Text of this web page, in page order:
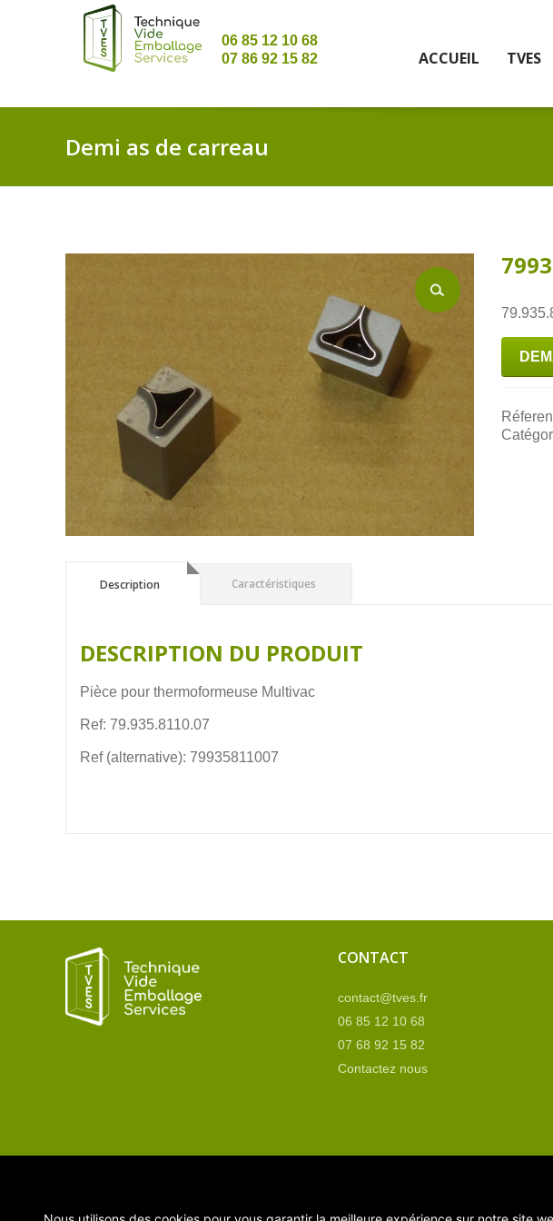
06 85 12 10 68
07 86 92 15 82
ACCUEIL TVES
Demi as de carreau
Description
Description Caractéristiques
DESCRIPTION DU PRODUIT
Pièce pour thermoformeuse Multivac
Ref: 79.935.8110.07
Ref (alternative): 79935811007
CONTACT
contact@tves.fr
06 85 12 10 68
07 68 92 15 82
Contactez nous